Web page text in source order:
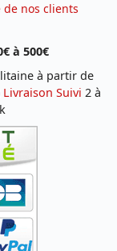
de nos clients
à 500€
à partir de
Livraison Suivi 2 à